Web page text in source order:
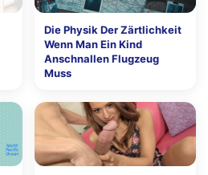
Die Physik Der Zärtlichkeit
Wenn Man Ein Kind
Anschnallen Flugzeug
Muss